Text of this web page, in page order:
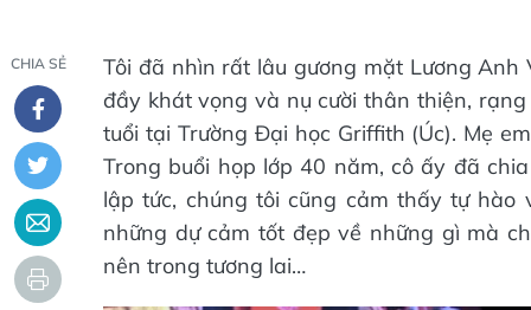
CHIA SẺ
Tôi đã nhìn rất lâu gương mặt Lương
đầy khát vọng và nụ cười thân thiện,
tuổi tại Trường Đại học Griffith (Úc). Mẹ
Trong buổi họp lớp 40 năm, cô ấy đã
lập tức, chúng tôi cũng cảm thấy tự
những dự cảm tốt đẹp về những gì mà
nên trong tương lai…